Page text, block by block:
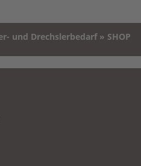
und Drechslerbedarf » SHOP